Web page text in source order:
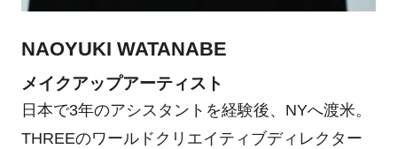
NAOYUKI WATANABE
メイクアップアーティスト
日本で3年のアシスタントを経験後、NYへ渡米。
THREEのワールドクリエイティブディレクター